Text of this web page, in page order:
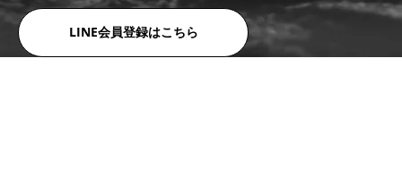
LINE会員登録はこちら